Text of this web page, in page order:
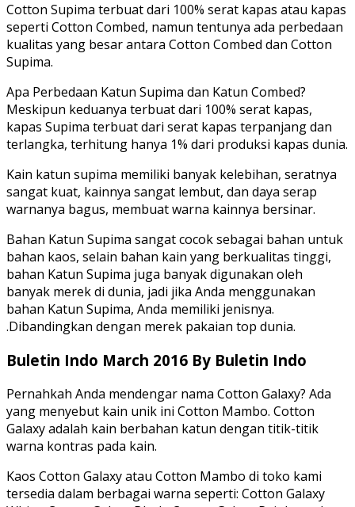
Cotton Supima terbuat dari 100% serat kapas atau kapas
seperti Cotton Combed, namun tentunya ada perbedaan
kualitas yang besar antara Cotton Combed dan Cotton
Supima.
Apa Perbedaan Katun Supima dan Katun Combed?
Meskipun keduanya terbuat dari 100% serat kapas,
kapas Supima terbuat dari serat kapas terpanjang dan
terlangka, terhitung hanya 1% dari produksi kapas dunia.
Kain katun supima memiliki banyak kelebihan, seratnya
sangat kuat, kainnya sangat lembut, dan daya serap
warnanya bagus, membuat warna kainnya bersinar.
Bahan Katun Supima sangat cocok sebagai bahan untuk
bahan kaos, selain bahan kain yang berkualitas tinggi,
bahan Katun Supima juga banyak digunakan oleh
banyak merek di dunia, jadi jika Anda menggunakan
bahan Katun Supima, Anda memiliki jenisnya.
.Dibandingkan dengan merek pakaian top dunia.
Buletin Indo March 2016 By Buletin Indo
Pernahkah Anda mendengar nama Cotton Galaxy? Ada
yang menyebut kain unik ini Cotton Mambo. Cotton
Galaxy adalah kain berbahan katun dengan titik-titik
warna kontras pada kain.
Kaos Cotton Galaxy atau Cotton Mambo di toko kami
tersedia dalam berbagai warna seperti: Cotton Galaxy